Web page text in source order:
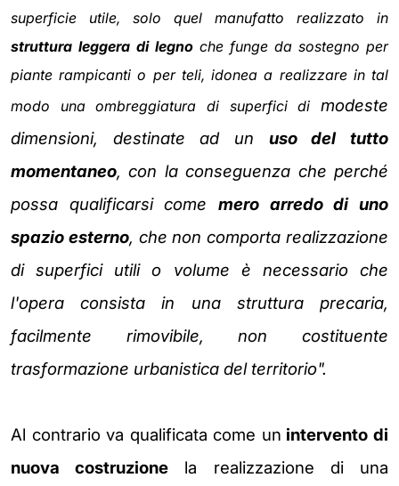
superficie utile, solo quel manufatto realizzato in
struttura leggera di legno che funge da sostegno per
piante rampicanti o per teli, idonea a realizzare in tal
modo una ombreggiatura di superfici di modeste
dimensioni, destinate ad un uso del tutto
momentaneo, con la conseguenza che perché
possa qualificarsi come mero arredo di uno
spazio esterno, che non comportarealizzazione
di superfici utili o volume
è necessario che
l'opera consista in una struttura precaria,
facilmente rimovibile, non costituente
trasformazione urbanistica del territorio".
Al contrario va qualificata come un intervento di
nuova costruzione la realizzazione di una